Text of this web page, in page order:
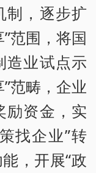
制，逐步扩
范围，将国
造业试点示
范畴，企业
励资金，实
找企业”转
，开展“政